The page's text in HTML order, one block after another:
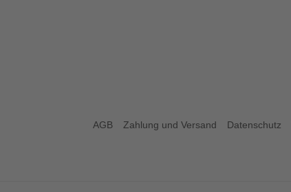
AGB Zahlung und Versand Datenschutz